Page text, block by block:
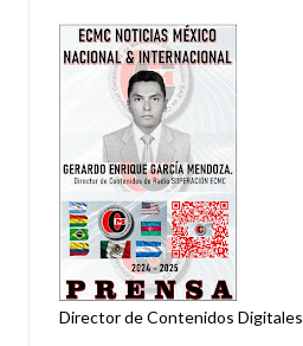
Director de Contenidos Digitales